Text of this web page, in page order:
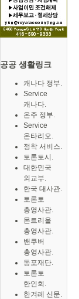
공공 생활링크
캐나다 정부.
Service
캐나다.
온주 정부.
Service
온타리오.
정착 서비스.
토론토시.
대한민국
외교부.
한국 대사관.
토론토
총영사관.
몬트리올
총영사관.
밴쿠버
총영사관.
동포재단.
토론토
한인회.
한겨레 신문.